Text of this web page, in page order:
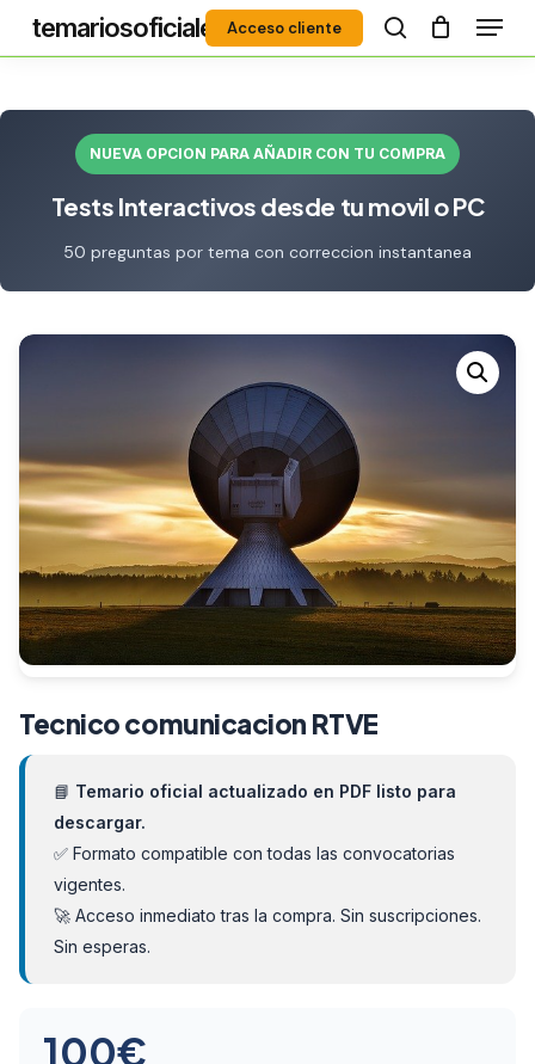
content
temariosoficiales
Acceso cliente
search
Menú
NUEVA OPCION PARA AÑADIR CON TU COMPRA
Tests Interactivos desde tu movil o PC
50 preguntas por tema con correccion instantanea
Tecnico comunicacion RTVE
📘 Temario oficial actualizado en PDF listo para
descargar.
✅ Formato compatible con todas las convocatorias
vigentes.
🚀 Acceso inmediato tras la compra. Sin suscripciones.
Sin esperas.
100€